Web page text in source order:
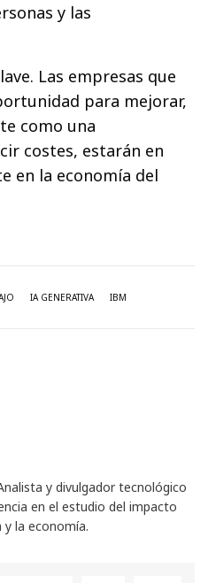
y las
Las empresas que
para mejorar,
como una
costes, estarán en
en la economía del
IA GENERATIVA IBM
y divulgador tecnológico
en el estudio del impacto
la economía.